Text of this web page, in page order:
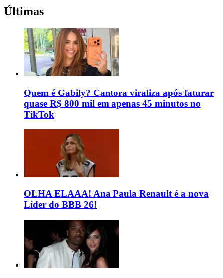
Últimas
Quem é Gabily? Cantora viraliza após faturar
quase R$ 800 mil em apenas 45 minutos no
TikTok
OLHA ELAAA! Ana Paula Renault é a nova
Líder do BBB 26!